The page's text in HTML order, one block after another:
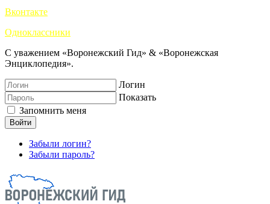
Вконтакте
Одноклассники
С уважением «Воронежский Гид» & «Воронежская
Энциклопедия».
Логин
Показать
Запомнить меня
Войти
Забыли логин?
Забыли пароль?